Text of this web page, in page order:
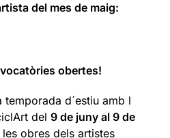
del mes de maig:
obertes!
d´estiu amb l
del 9 de juny al 9 de
obres dels artistes